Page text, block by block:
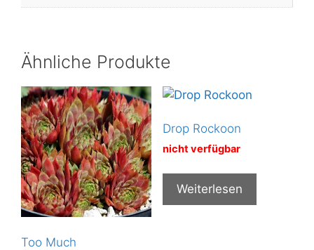
Ähnliche Produkte
Too Much
Drop Rockoon
nicht verfügbar
Weiterlesen